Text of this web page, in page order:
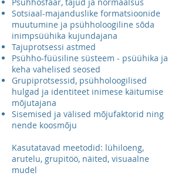
Sotsiaal-majanduslike formatsioonide
muutumine ja psühholoogiline sõda
inimpsüühika kujundajana
Tajuprotsessi astmed
Psühho-füüsiline süsteem - psüühika ja
keha vahelised seosed
Grupiprotsessid, psühholoogilised
hulgad ja identiteet inimese käitumise
mõjutajana
Sisemised ja välised mõjufaktorid ning
nende koosmõju
Kasutatavad meetodid: lühiloeng,
arutelu, grupitöö, näited, visuaalne
mudel